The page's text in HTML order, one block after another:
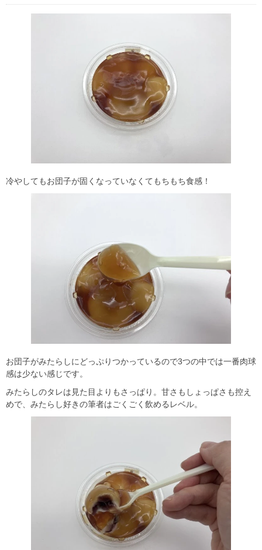
冷やしてもお団子が固くなっていなくてもちもち食感！
お団子がみたらしにどっぷりつかっているので3つの中では一番肉球
感は少ない感じです。
みたらしのタレは見た目よりもさっぱり。甘さもしょっぱさも控え
めで、みたらし好きの筆者はごくごく飲めるレベル。